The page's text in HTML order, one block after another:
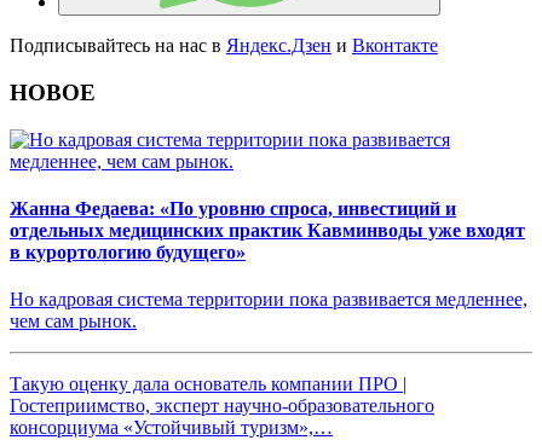
Подписывайтесь на нас в Яндекс.Дзен и Вконтакте
НОВОЕ
Жанна Федаева: «По уровню спроса, инвестиций и
отдельных медицинских практик Кавминводы уже входят
в курортологию будущего»
Но кадровая система территории пока развивается медленнее,
чем сам рынок.
Такую оценку дала основатель компании ПРО |
Гостеприимство, эксперт научно-образовательного
консорциума «Устойчивый туризм»,…